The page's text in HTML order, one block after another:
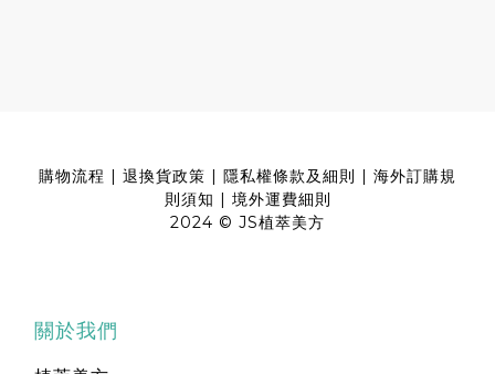
購物流程 | 退換貨政策 | 隱私權條款及細則 | 海外訂購規
則須知 | 境外運費細則
2024 © JS植萃美方
關於我們